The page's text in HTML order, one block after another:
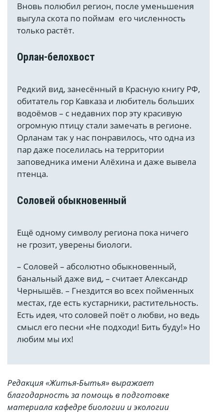
Вновь полюбил регион, после уменьшения
выгула скота по поймам его численность
только растёт.
Орлан-белохвост
Редкий вид, занесённый в Красную книгу РФ,
обитатель гор Кавказа и любитель больших
водоёмов – с недавних пор эту красивую
огромную птицу стали замечать в регионе.
Орланам так у нас понравилось, что одна из
пар даже поселилась на территории
заповедника имени Алёхина и даже вывела
птенца.
Соловей обыкновенный
Ещё одному символу региона пока ничего
не грозит, уверены биологи.
– Соловей – абсолютно обыкновенный,
банальный даже вид, – считает Александр
Чернышёв. – Гнездится во всех пойменных
местах, где есть кустарники, растительность.
Есть идея, что соловей поёт о любви, но ведь
смысл его песни «Не подходи! Бить буду!» Но
любим мы их!
Редакция «Житья-Бытья» выражает
благодарность за помощь в подготовке
материала кафедре биологии и экологии